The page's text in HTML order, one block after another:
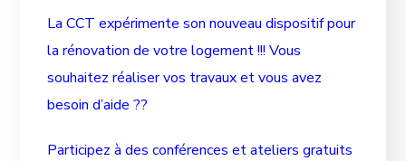
La CCT expérimente son nouveau dispositif pour
la rénovation de votre logement !!! Vous
souhaitez réaliser vos travaux et vous avez
besoin d’aide ??
Participez à des conférences et ateliers gratuits